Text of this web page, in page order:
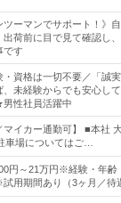
ツーマンでサポート！》
出荷前に目で見て確認し
です
・資格は一切不要／「誠
、未経験からでも安心し
性社員活躍中
マイカー通勤可】 ■本社
場についてはご…
円～21万円※経験・年齢
用期間あり（3ヶ月／待